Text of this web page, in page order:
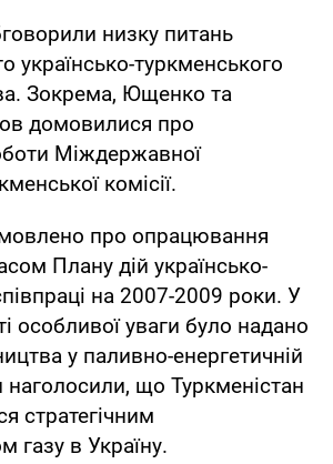
низку питань
українсько-туркменського
Зокрема, Ющенко та
домовилися про
Міждержавної
комісії.
про опрацювання
Плану дій українсько-
на 2007-2009 роки. У
особливої уваги було надано
у паливно-енергетичній
наголосили, що Туркменістан
стратегічним
газу в Україну.